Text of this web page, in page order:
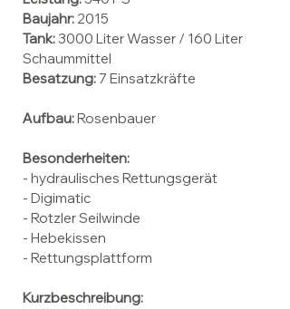
Baujahr: 2015
Tank: 3000 Liter Wasser / 160 Liter
Schaummittel
Besatzung: 7 Einsatzkräfte
Aufbau:Rosenbauer
Besonderheiten:
- hydraulisches Rettungsgerät
- Digimatic
- Rotzler Seilwinde
- Hebekissen
- Rettungsplattform
Kurzbeschreibung: